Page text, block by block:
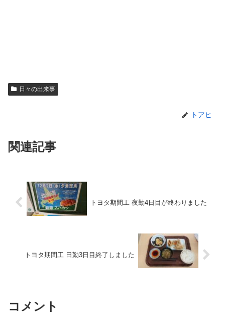
日々の出来事
トアヒ
関連記事
トヨタ期間工 夜勤4日目が終わりました
トヨタ期間工 日勤3日目終了しました
コメント